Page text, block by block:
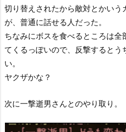
切り替えされたから敵対とかいう
が、普通に話せる人だった。
ちなみにボスを食べるところは全
てくるっぽいので、反撃するとう
い。
ヤクザかな？
次に一撃逝男さんとのやり取り。